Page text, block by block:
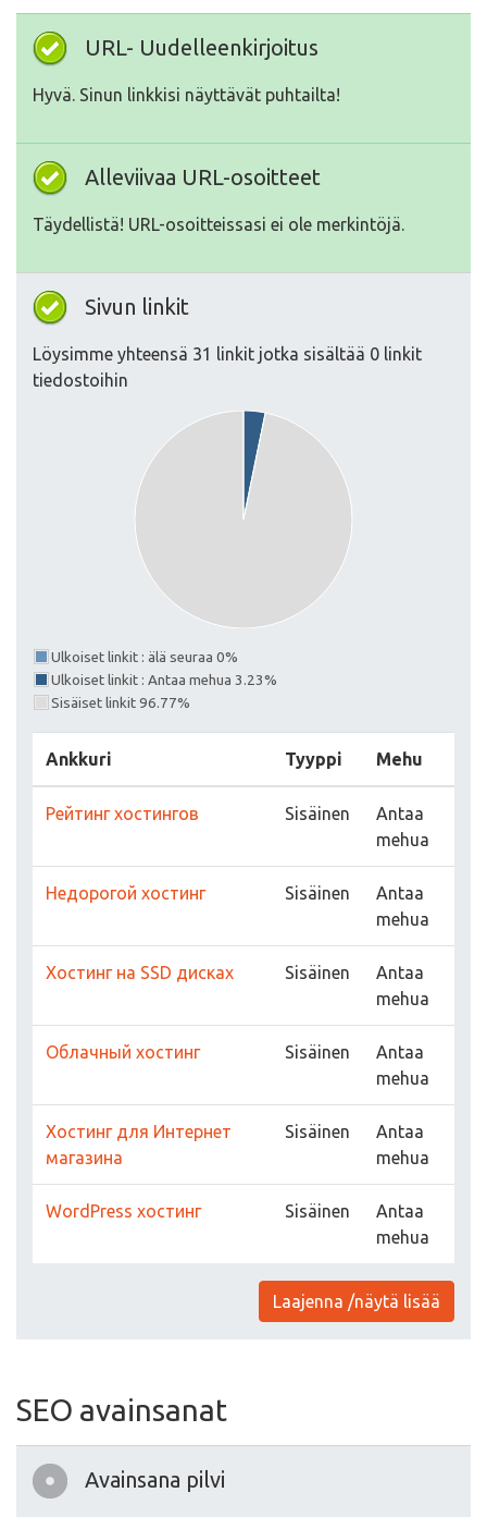
URL- Uudelleenkirjoitus
Hyvä. Sinun linkkisi näyttävät puhtailta!
Alleviivaa URL-osoitteet
Täydellistä! URL-osoitteissasi ei ole merkintöjä.
Sivun linkit
Löysimme yhteensä 31 linkit jotka sisältää 0 linkit
tiedostoihin
Ulkoiset linkit : älä seuraa 0%
Ulkoiset linkit : Antaa mehua 3.23%
Sisäiset linkit 96.77%
Ankkuri Tyyppi Mehu
Рейтинг хостингов Sisäinen
Antaa
mehua
Недорогой хостинг Sisäinen
Antaa
mehua
Хостинг на SSD дисках Sisäinen
Antaa
mehua
Облачный хостинг Sisäinen
Antaa
mehua
Хостинг для Интернет
магазина
Sisäinen
Antaa
mehua
WordPress хостинг Sisäinen
Antaa
mehua
Laajenna /näytä lisää
SEO avainsanat
Avainsana pilvi